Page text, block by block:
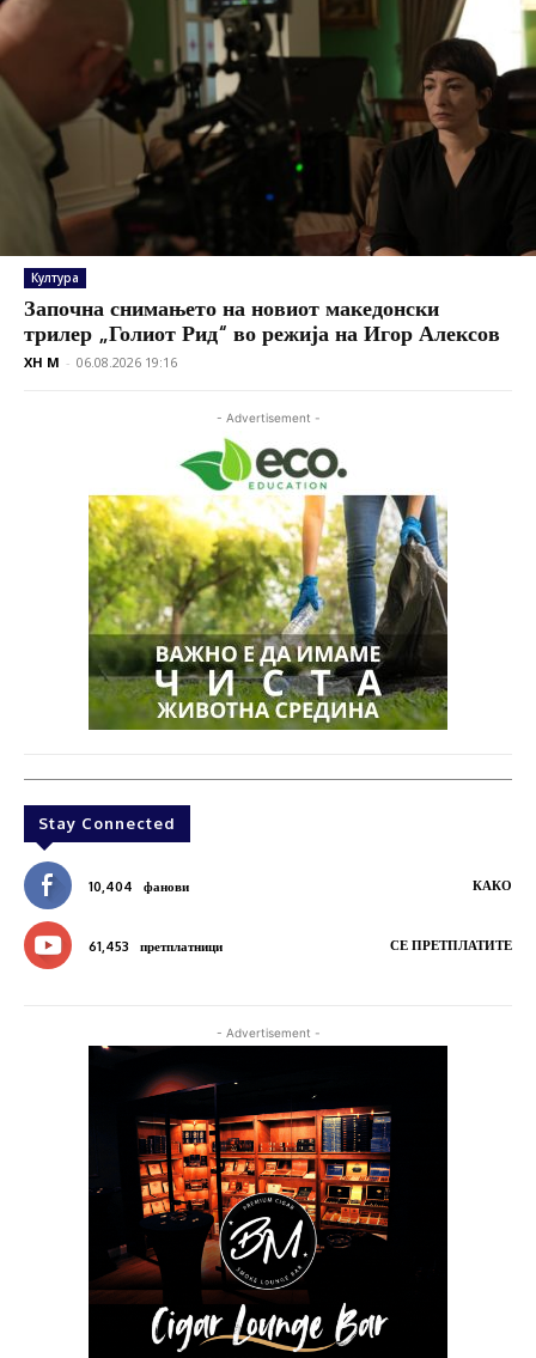
Култура
Започна снимањето на новиот македонски
трилер „Голиот Рид“ во режија на Игор Алексов
XH M - 06.08.2026 19:16
- Advertisement -
Stay Connected
10,404 фанови КАКО
61,453 претплатници СЕ ПРЕТПЛАТИТЕ
- Advertisement -